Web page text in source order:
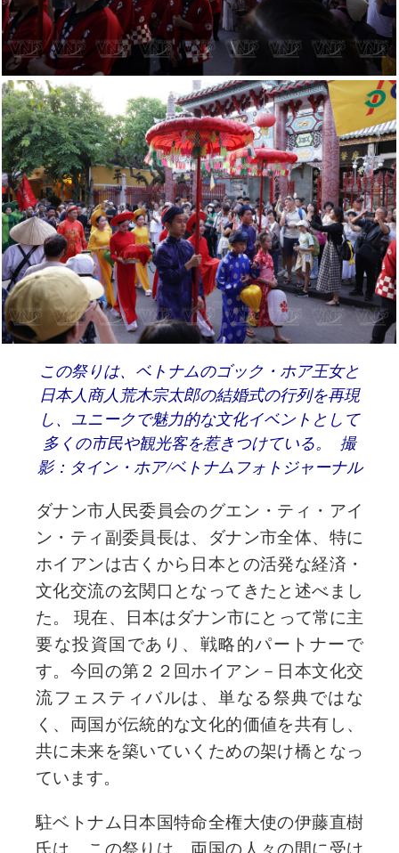
この祭りは、ベトナムのゴック・ホア王女と
日本人商人荒木宗太郎の結婚式の行列を再現
し、ユニークで魅力的な文化イベントとして
多くの市民や観光客を惹きつけている。 撮
影：タイン・ホア/ベトナムフォトジャーナル
ダナン市人民委員会のグエン・ティ・アイ
ン・ティ副委員長は、ダナン市全体、特に
ホイアンは古くから日本との活発な経済・
文化交流の玄関口となってきたと述べまし
た。 現在、日本はダナン市にとって常に主
要な投資国であり、戦略的パートナーで
す。今回の第２２回ホイアン－日本文化交
流フェスティバルは、単なる祭典ではな
く、両国が伝統的な文化的価値を共有し、
共に未来を築いていくための架け橋となっ
ています。
駐ベトナム日本国特命全権大使の伊藤直樹
氏は、この祭りは、両国の人々の間に受け